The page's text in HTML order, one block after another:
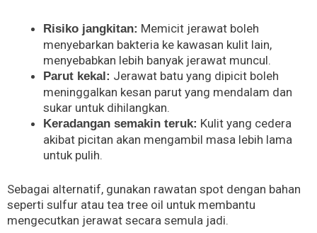
Risiko jangkitan: Memicit jerawat boleh
menyebarkan bakteria ke kawasan kulit lain,
menyebabkan lebih banyak jerawat muncul.
Parut kekal: Jerawat batu yang dipicit boleh
meninggalkan kesan parut yang mendalam dan
sukar untuk dihilangkan.
Keradangan semakin teruk: Kulit yang cedera
akibat picitan akan mengambil masa lebih lama
untuk pulih.
Sebagai alternatif, gunakan rawatan spot dengan bahan
seperti sulfur atau tea tree oil untuk membantu
mengecutkan jerawat secara semula jadi.